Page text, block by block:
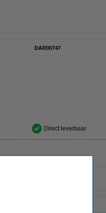
DAR00747
Direct leverbaar
Het wordt aangeraden om,